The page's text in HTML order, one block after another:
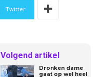
Twitter
Volgend artikel
Dronken dame
gaat op wel heel